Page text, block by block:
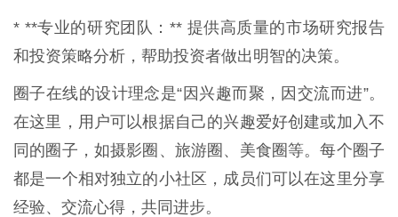
* **专业的研究团队：** 提供高质量的市场研究报告
和投资策略分析，帮助投资者做出明智的决策。
圈子在线的设计理念是“因兴趣而聚，因交流而进”。
在这里，用户可以根据自己的兴趣爱好创建或加入不
同的圈子，如摄影圈、旅游圈、美食圈等。每个圈子
都是一个相对独立的小社区，成员们可以在这里分享
经验、交流心得，共同进步。